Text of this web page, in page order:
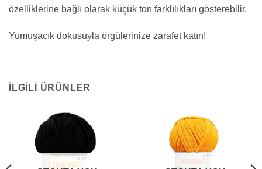
özelliklerine bağlı olarak küçük ton farklılıkları gösterebilir.
Yumuşacık dokusuyla örgülerinize zarafet katın!
İLGILI ÜRÜNLER